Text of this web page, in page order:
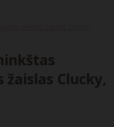
Clucky,